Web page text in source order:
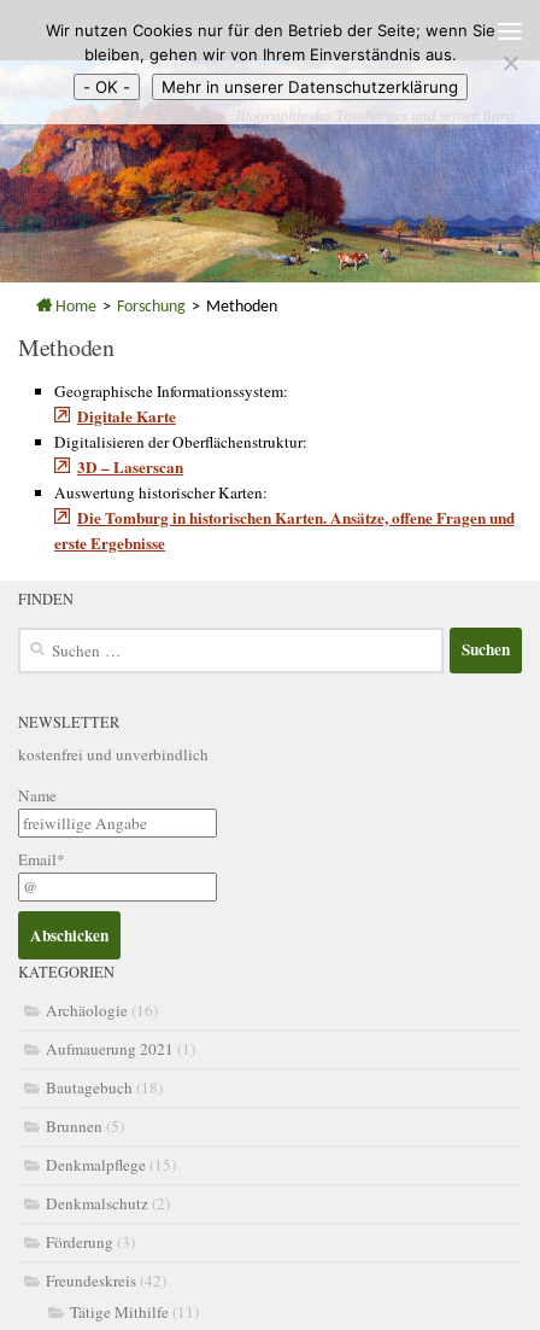
Zum Inhalt springen
Home > Forschung > Methoden
Methoden
Geographische Informationssystem:
Digitale Karte
Digitalisieren der Oberflächenstruktur:
3D – Laserscan
Auswertung historischer Karten:
Die Tomburg in historischen Karten. Ansätze, offene Fragen und
erste Ergebnisse
FINDEN
Suchen
NEWSLETTER
kostenfrei und unverbindlich
Name
Email*
KATEGORIEN
Archäologie (16)
Aufmauerung 2021 (1)
Bautagebuch (18)
Brunnen (5)
Denkmalpflege (15)
Denkmalschutz (2)
Förderung (3)
Freundeskreis (42)
Tätige Mithilfe (11)
Wir nutzen Cookies nur für den Betrieb der Seite; wenn Sie
bleiben, gehen wir von Ihrem Einverständnis aus.
- OK -
Mehr in unserer Datenschutzerklärung